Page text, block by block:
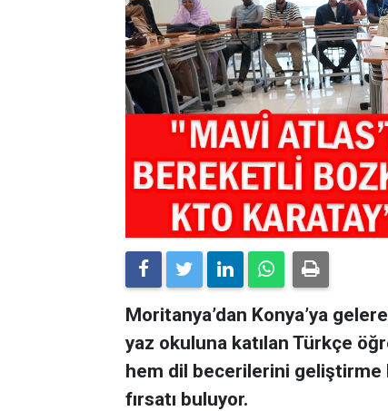
Moritanya’dan Konya’ya
yaz okuluna katılan Türkçe
hem dil becerilerini geliştirme
fırsatı buluyor.